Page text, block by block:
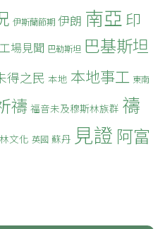
伊斯蘭節期 伊朗 南亞印
工場見聞 巴勒斯坦 巴基斯坦
得之民 本地 本地事工 東南
禱 福音未及穆斯林族群 禱
文化 英國 蘇丹 見證 阿富